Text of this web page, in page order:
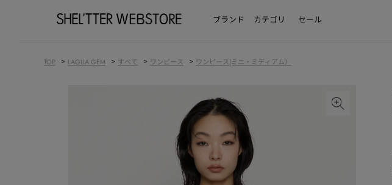
ブランド カテゴリ セール
TOP > LAGUA GEM > すべて > ワンピース > ワンピース(ミニ・ミディアム）